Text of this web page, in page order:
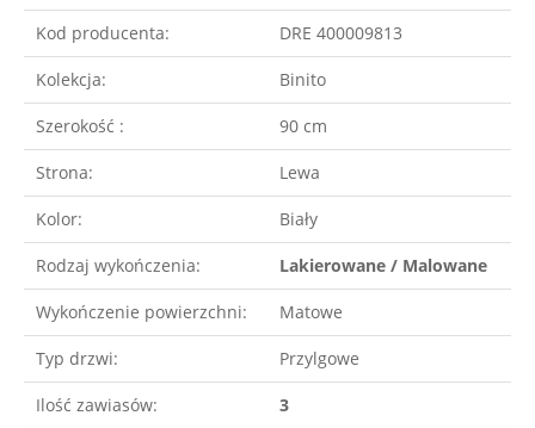
Kod producenta: DRE 400009813
Kolekcja: Binito
Szerokość : 90 cm
Strona: Lewa
Kolor: Biały
Rodzaj wykończenia: Lakierowane / Malowane
Wykończenie powierzchni: Matowe
Typ drzwi: Przylgowe
Ilość zawiasów: 3